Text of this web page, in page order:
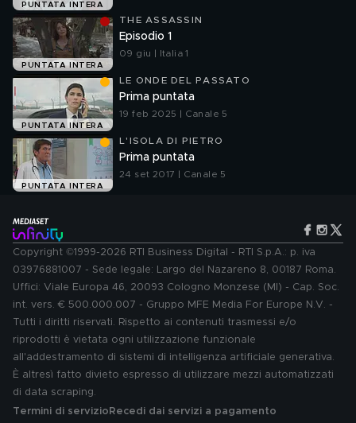
PUNTATA INTERA
PUNTATA INTERA
THE ASSASSIN
Episodio 1
09 giu | Italia 1
PUNTATA INTERA
LE ONDE DEL PASSATO
Prima puntata
19 feb 2025 | Canale 5
PUNTATA INTERA
L'ISOLA DI PIETRO
Prima puntata
24 set 2017 | Canale 5
Copyright ©1999-2026 RTI Business Digital - RTI S.p.A.: p. iva
03976881007 - Sede legale: Largo del Nazareno 8, 00187 Roma.
Uffici: Viale Europa 46, 20093 Cologno Monzese (MI) - Cap. Soc.
int. vers. € 500.000.007 - Gruppo MFE Media For Europe N.V. -
Tutti i diritti riservati. Rispetto ai contenuti trasmessi e/o
riprodotti è vietata ogni utilizzazione funzionale
all'addestramento di sistemi di intelligenza artificiale generativa.
È altresì fatto divieto espresso di utilizzare mezzi automatizzati
di data scraping.
Termini di servizio Recedi dai servizi a pagamento